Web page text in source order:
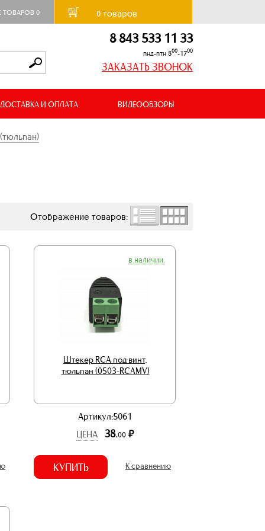
ТОВАРОВ 0 0товаров
8 843 533 11 33
пнд-птн 800-1700
ЗАКАЗАТЬ ЗВОНОК
ДОСТАВКА И ОПЛАТА ВИДЕООБЗОРЫ
Отображение товаров:
в наличии.
Штекер RCA под винт,
тюльпан (0503-RCAMV)
Артикул:5061
ЦЕНА
38.00 р.
КУПИТЬ К сравнению